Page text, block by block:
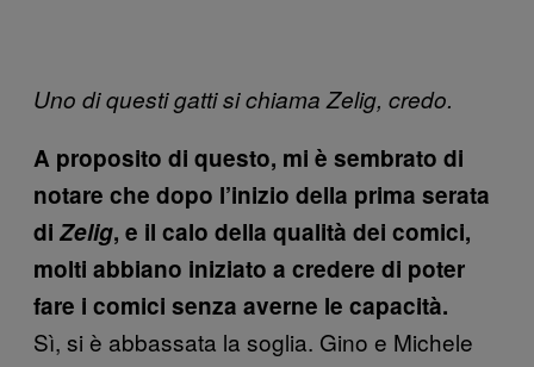
Uno di questi gatti si chiama Zelig, credo.
A proposito di questo, mi è sembrato di
notare che dopo l’inizio della prima serata
di Zelig, e il calo della qualità dei comici,
molti abbiano iniziato a credere di poter
fare i comici senza averne le capacità.
Sì, si è abbassata la soglia. Gino e Michele